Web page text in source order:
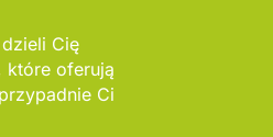
Cię
które oferują
Ci